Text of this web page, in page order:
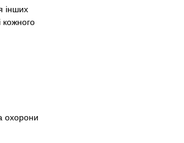
інших
кожного
охорони